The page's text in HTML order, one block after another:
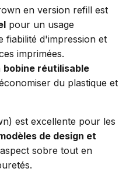
en version refill est
pour un usage
fiabilité d'impression et
imprimées.
bobine réutilisable
du plastique et
est excellente pour les
de design et
sobre tout en